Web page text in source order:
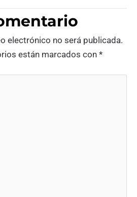
electrónico no será publicada.
están marcados con *